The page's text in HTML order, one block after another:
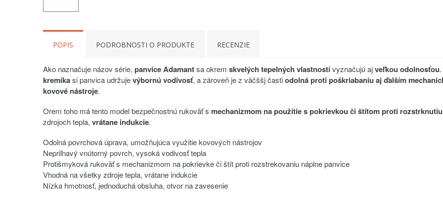
POPIS PODROBNOSTI O PRODUKTE RECENZIE
Ako naznačuje názov série, panvice Adamantsa okrem skvelých tepelných vlastnostívyznačujú ajveľkou odolnosťou
kremíkasi panvica udržujevýbornú vodivosť, a zároveň je z väčššj častiodolná proti poškriabaniu aj ďalším
kovové nástroje.
Orem toho má tento model bezpečnostnú rukoväť s mechanizmom na použitie s pokrievkou či štítom proti
zdrojoch tepla, vrátane indukcie.
Odolná povrchová úprava, umožňujúca využitie kovových nástrojov
Nepriľnavý vnútorný povrch, vysoká vodivosť tepla
Protišmyková rukoväť s mechanizmom na pokrievke či štít proti rozstrekovaniu náplne panvice
Vhodná na všetky zdroje tepla, vrátane indukcie
Nízka hmotnosť, jednoduchá obsluha, otvor na zavesenie